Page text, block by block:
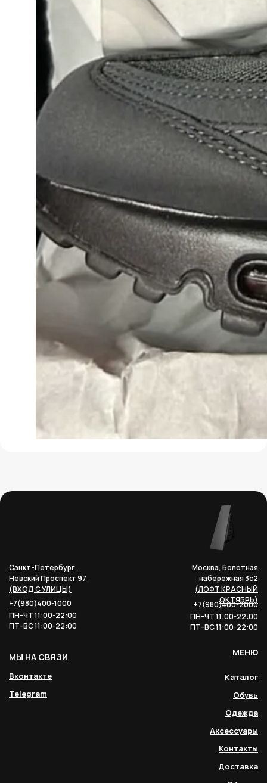
Санкт-Петербург,
Невский Проспект 97
(ВХОД С УЛИЦЫ)
+7(980)400-1000
ПН-ЧТ 11:00-22:00
ПТ-ВС 11:00-22:00
Москва, Болотная
набережная 3с2
(ЛОФТ КРАСНЫЙ
ОКТЯБРЬ)
+7(980)400-2000
ПН-ЧТ 11:00-22:00
ПТ-ВС 11:00-22:00
МЕНЮ
Каталог
Обувь
Одежда
Аксессуары
Контакты
Доставка
МЫ НА СВЯЗИ
Вконтакте
Telegram